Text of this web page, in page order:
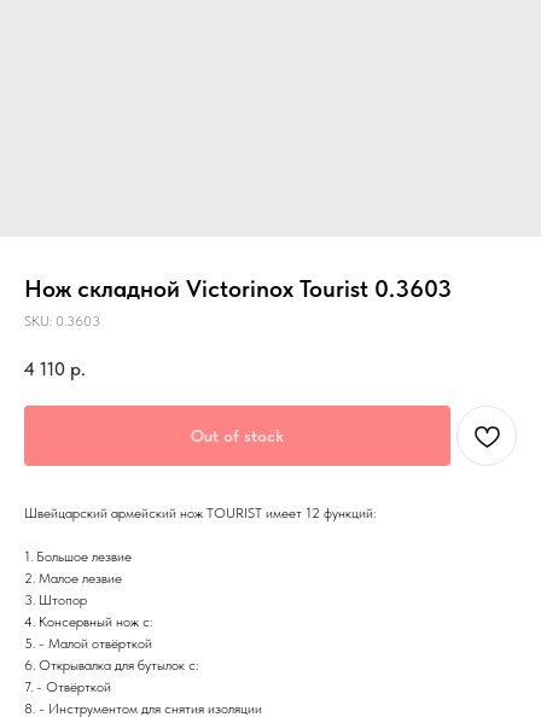
Нож складной Victorinox Tourist 0.3603
SKU: 0.3603
4 110 р.
Out of stock
Швейцарский армейский нож TOURIST имеет 12 функций:
1. Большое лезвие
2. Малое лезвие
3. Штопор
4. Консервный нож с:
5. - Малой отвёрткой
6. Открывалка для бутылок с:
7. - Отвёрткой
8. - Инструментом для снятия изоляции